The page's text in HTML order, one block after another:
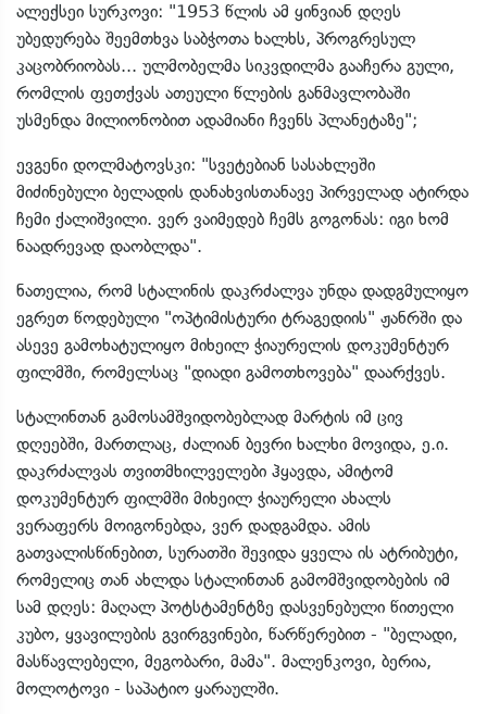
ალექსეი სურკოვი: "1953 წლის ამ ყინვიან დღეს
უბედურება შეემთხვა საბჭოთა ხალხს, პროგრესულ
კაცობრიობას... ულმობელმა სიკვდილმა გააჩერა გული,
რომლის ფეთქვას ათეული წლების განმავლობაში
უსმენდა მილიონობით ადამიანი ჩვენს პლანეტაზე";
ევგენი დოლმატოვსკი: "სვეტებიან სასახლეში
მიძინებული ბელადის დანახვისთანავე პირველად ატირდა
ჩემი ქალიშვილი. ვერ ვაიმედებ ჩემს გოგონას: იგი ხომ
ნაადრევად დაობლდა".
ნათელია, რომ სტალინის დაკრძალვა უნდა დადგმულიყო
ეგრეთ წოდებული "ოპტიმისტური ტრაგედიის" ჟანრში და
ასევე გამოხატულიყო მიხეილ ჭიაურელის დოკუმენტურ
ფილმში, რომელსაც "დიადი გამოთხოვება" დაარქვეს.
სტალინთან გამოსამშვიდობებლად მარტის იმ ცივ
დღეებში, მართლაც, ძალიან ბევრი ხალხი მოვიდა, ე.ი.
დაკრძალვას თვითმხილველები ჰყავდა, ამიტომ
დოკუმენტურ ფილმში მიხეილ ჭიაურელი ახალს
ვერაფერს მოიგონებდა, ვერ დადგამდა. ამის
გათვალისწინებით, სურათში შევიდა ყველა ის ატრიბუტი,
რომელიც თან ახლდა სტალინთან გამომშვიდობების იმ
სამ დღეს: მაღალ პოტსტამენტზე დასვენებული წითელი
კუბო, ყვავილების გვირგვინები, წარწერებით - "ბელადი,
მასწავლებელი, მეგობარი, მამა". მალენკოვი, ბერია,
მოლოტოვი - საპატიო ყარაულში.